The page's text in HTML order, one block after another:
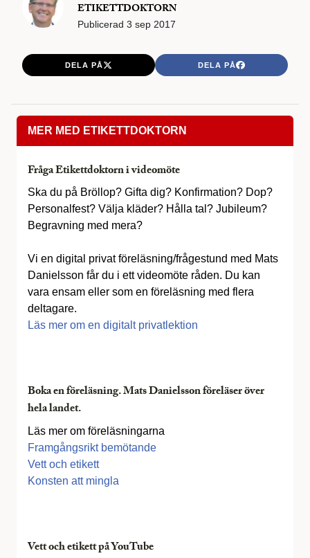
ETIKETTDOKTORN
Publicerad 3 sep 2017
DELA PÅ DELA PÅ
MER MED ETIKETTDOKTORN
Fråga Etikettdoktorn i videomöte
Ska du på Bröllop? Gifta dig? Konfirmation? Dop?
Personalfest? Välja kläder? Hålla tal? Jubileum?
Begravning med mera?
Vi en digital privat föreläsning/frågestund med Mats
Danielsson får du i ett videomöte råden. Du kan
vara ensam eller som en föreläsning med flera
deltagare.
Läs mer om en digitalt privatlektion
Boka en föreläsning. Mats Danielsson föreläser över
hela landet.
Läs mer om föreläsningarna
Framgångsrikt bemötande
Vett och etikett
Konsten att mingla
Vett och etikett på YouTube